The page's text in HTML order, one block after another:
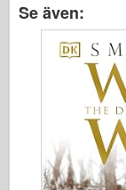
Se även: